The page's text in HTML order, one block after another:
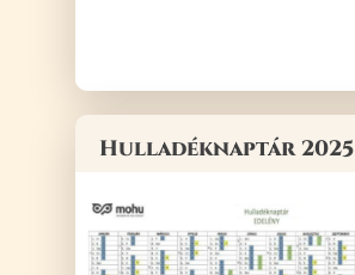
Hulladéknaptár 2025